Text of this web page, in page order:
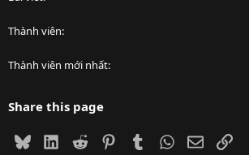
Thành viên
Thành viên mới nhất
Share this page
BlueskyLinkedIn
Reddit PinterestTumblrWhatsApp
EmailLink